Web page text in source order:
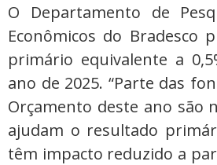
O Departamento de
Econômicos do Bradesco
primário equivalente a
ano de 2025. “Parte das
Orçamento deste ano são
ajudam o resultado
têm impacto reduzido a